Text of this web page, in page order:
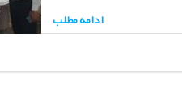
ادامه مطلب